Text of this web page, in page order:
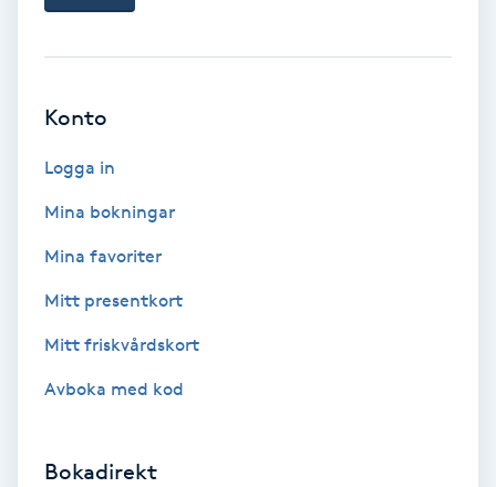
Medial vägledning
Medium
Megavolymfransar
Mesoterapi
Konto
Logga in
Mina bokningar
Mina favoriter
Mitt presentkort
Mitt friskvårdskort
Avboka med kod
Bokadirekt